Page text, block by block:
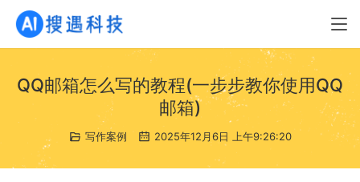
QQ邮箱怎么写的教程(一步步教你使用QQ
邮箱)
写作案例 2025年12月6日 上午9:26:20